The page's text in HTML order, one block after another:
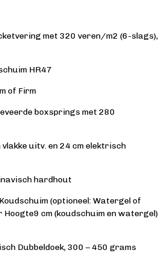
met 320 veren/m2 (6-slags),
HR47
of Firm
boxsprings met 280
vlakke uitv. en 24 cm elektrisch
hardhout
Koudschuim(optioneel: Watergel of
Hoogte9 cm (koudschuim en watergel)
Dubbeldoek, 300 – 450 grams